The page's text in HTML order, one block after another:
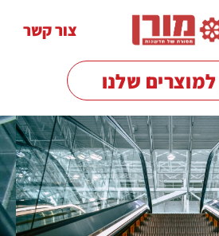
צור קשר
שלנו